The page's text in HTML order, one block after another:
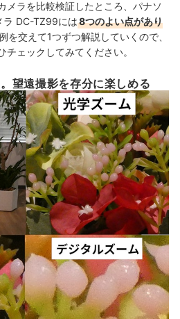
メラを比較検証したところ、パナソ
ラ DC-TZ99には8つのよい点があり
を交えて1つずつ解説していくので、
ェックしてみてください。
望遠撮影を存分に楽しめる